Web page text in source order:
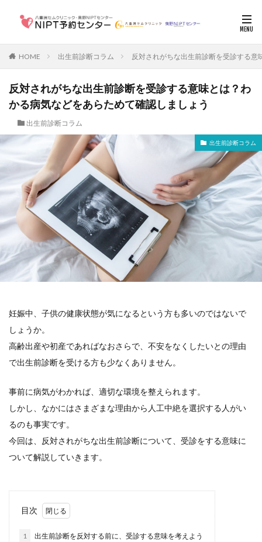
HOME 出生前診断コラム 反対されがちな出生前診断を受診する
反対されがちな出生前診断を受診する意味とは？わ
かる病気などをあらためて確認しましょう
出生前診断コラム
出生前診断コラム
妊娠中、子供の健康状態が気になるという方も多いのではないで
しょうか。
高齢出産や初産であればなおさらで、不安をなくしたいとの理由
で出生前診断を受ける方も少なくありません。
事前に病気がわかれば、適切な環境を整えられます。
しかし、なかにはさまざまな理由から人工中絶を選択する人がい
るのも事実です。
今回は、反対されがちな出生前診断について、受診をする意味に
ついて解説していきます。
目次
1 出生前診断を反対する前に、受診する意味を考えよう